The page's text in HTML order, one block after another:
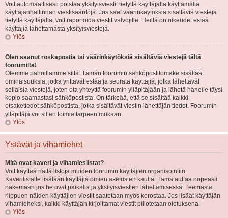
Voit automaattisesti poistaa yksityisviestit tietyltä käyttäjältä käyttämällä
käyttäjänhallinnan viestisääntöjä. Jos saat väärinkäytöksiä sisältäviä viestejä
tietyltä käyttäjältä, voit raportoida viestit valvojille. Heillä on oikeudet estää
käyttäjiä lähettämästä yksityisviestejä.
Ylös
Olen saanut roskapostia tai väärinkäytöksiä sisältäviä viestejä tältä
foorumilta!
Olemme pahoillamme siitä. Tämän foorumin sähköpostilomake sisältää
ominaisuuksia, jotka yrittävät estää ja seurata käyttäjiä, jotka lähettävät
sellaisia viestejä, joten ota yhteyttä foorumin ylläpitäjään ja lähetä hänelle täysi
kopio saamastasi sähköpostista. On tärkeää, että se sisältää kaikki
otsaketiedot sähköpostista, jotka sisältävät viestin lähettäjän tiedot. Foorumin
ylläpitäjä voi sitten toimia tarpeen mukaan.
Ylös
Ystävät ja vihamiehet
Mitä ovat kaveri ja vihamieslistat?
Voit käyttää näitä listoja muiden foorumin käyttäjien organisointiin.
Kaverilistalle lisätään käyttäjiä omien asetusten kautta. Tämä auttaa nopeasti
näkemään jos he ovat paikalla ja yksityisviestien lähettämisessä. Teemasta
riippuen näiden käyttäjien viestit saatetaan myös korostaa. Jos lisäät käyttäjän
vihamieheksi, kaikki käyttäjän kirjoittamat viestit piilotetaan oletuksena.
Ylös